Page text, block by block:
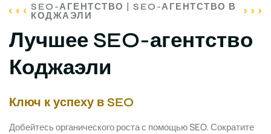
SEO-АГЕНТСТВО | SEO-АГЕНТСТВО В
КОДЖАЭЛИ
Лучшее SEO-агентство
Коджаэли
Ключ к успеху в SEO
Добейтесь органического роста с помощью SEO. Сократите